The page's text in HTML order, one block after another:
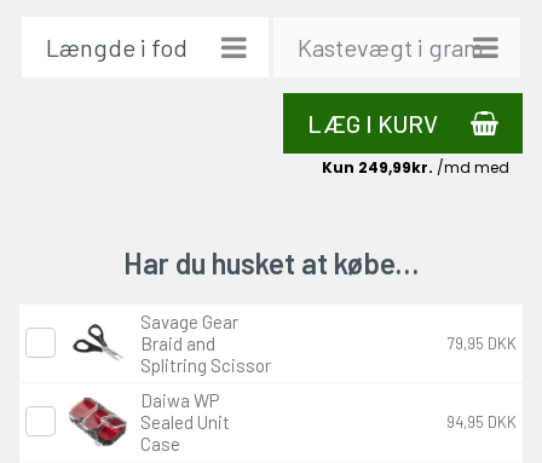
LÆG I KURV
Har du husket at købe…
Savage Gear
Braid and
Splitring Scissor
79,95 DKK
Daiwa WP
Sealed Unit
Case
94,95 DKK